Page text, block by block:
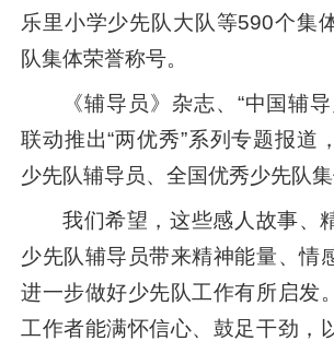
乐里小学少先队大队等590个集
队集体荣誉称号。
《辅导员》杂志、“中国辅
联动推出“两优秀”系列专题报道
少先队辅导员、全国优秀少先队集
我们希望，这些感人故事、
少先队辅导员带来精神能量、情
进一步做好少先队工作有所启发
工作者能满怀信心、鼓足干劲，